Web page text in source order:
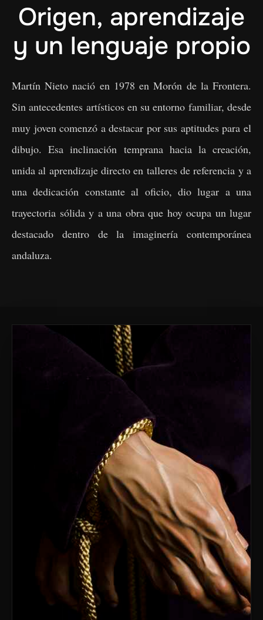
Origen, aprendizaje
y un lenguaje propio
Martín Nieto nació en 1978 en Morón de la Frontera.
Sin antecedentes artísticos en su entorno familiar, desde
muy joven comenzó a destacar por sus aptitudes para el
dibujo. Esa inclinación temprana hacia la creación,
unida al aprendizaje directo en talleres de referencia y a
una dedicación constante al oficio, dio lugar a una
trayectoria sólida y a una obra que hoy ocupa un lugar
destacado dentro de la imaginería contemporánea
andaluza.